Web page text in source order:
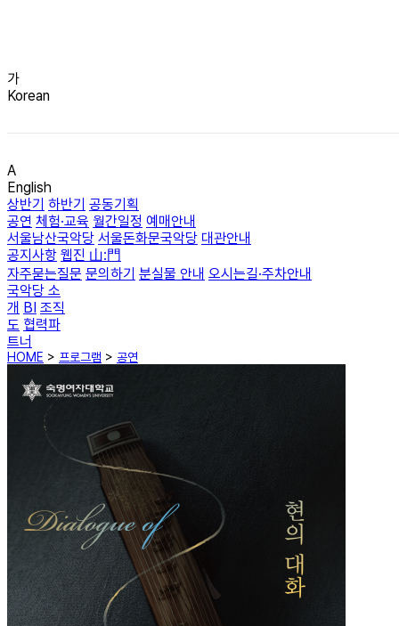
가
Korean
A
English
상반기 하반기 공동기획
공연 체험·교육 월간일정 예매안내
서울남산국악당 서울돈화문국악당 대관안내
공지사항 웹진 山:門
자주묻는질문 문의하기 분실물 안내 오시는길·주차안내
국악당 소
개 BI 조직
도 협력파
트너
HOME > 프로그램 > 공연